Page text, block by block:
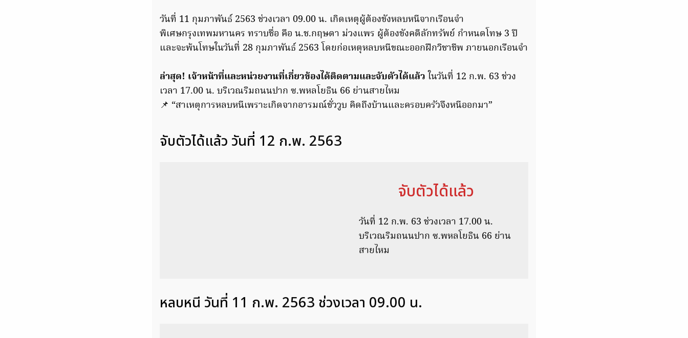
วันที่ 11 กุมภาพันธ์ 2563 ช่วงเวลา 09.00 น. เกิดเหตุผู้ต้องขังหลบหนีจากเรือนจำ
พิเศษกรุงเทพมหานคร ทราบชื่อ คือ น.ช.กฤษดา ม่วงแพร ผู้ต้องขังคดีลักทรัพย์ กำหนดโทษ 3 ปี
และจะพ้นโทษในวันที่ 28 กุมภาพันธ์ 2563 โดยก่อเหตุหลบหนีขณะออกฝึกวิชาชีพ ภายนอกเรือนจำ
ล่าสุด! เจ้าหน้าที่และหน่วยงานที่เกี่ยวข้องได้ติดตามและจับตัวได้แล้ว ในวันที่ 12 ก.พ. 63 ช่วง
เวลา 17.00 น. บริเวณริมถนนปาก ซ.พหลโยธิน 66 ย่านสายไหม
📌 “สาเหตุการหลบหนีเพราะเกิดจากอารมณ์ชั่ววูบ คิดถึงบ้านและครอบครัวจึงหนีออกมา”
จับตัวได้แล้ว วันที่ 12 ก.พ. 2563
จับตัวได้แล้ว
วันที่ 12 ก.พ. 63 ช่วงเวลา 17.00 น.
บริเวณริมถนนปาก ซ.พหลโยธิน 66 ย่าน
สายไหม
หลบหนี วันที่ 11 ก.พ. 2563 ช่วงเวลา 09.00 น.